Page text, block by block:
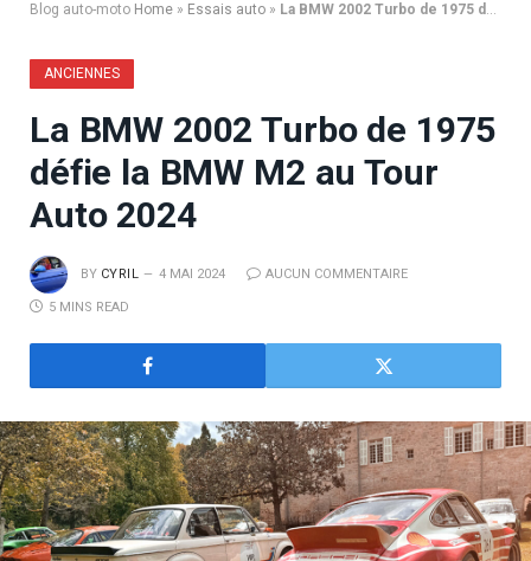
Blog auto-moto Home » Essais auto » La BMW 2002 Turbo de 1975 défie la BMW M2 au Tour Auto 2024
ANCIENNES
La BMW 2002 Turbo de 1975
défie la BMW M2 au Tour
Auto 2024
BY CYRIL 4 MAI 2024 AUCUN COMMENTAIRE
5 MINS READ